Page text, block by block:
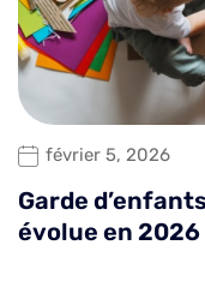
février 5, 2026
Garde
évolue en 2026